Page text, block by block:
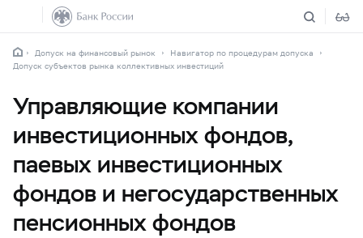
Допуск на финансовый рынок
Навигатор по процедурам допуска
Допуск субъектов рынка коллективных инвестиций
Управляющие компании
инвестиционных фондов,
паевых инвестиционных
фондов и негосударственных
пенсионных фондов